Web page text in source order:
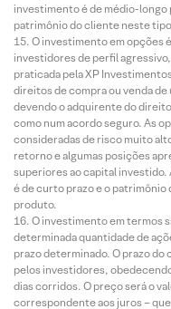
investimento é de médio-longo
patrimônio do cliente neste
O investimento em opções
investidores de perfil
praticada pela XP
direitos de compra ou venda
devendo o adquirente do
como num acordo seguro. As
consideradas de risco muito
retorno e algumas posições
superiores ao capital investido.
é de curto prazo e o
produto.
O investimento em termos
determinada quantidade de
prazo determinado. O prazo
pelos investidores,
dias corridos. O preço será o
correspondente aos juros –